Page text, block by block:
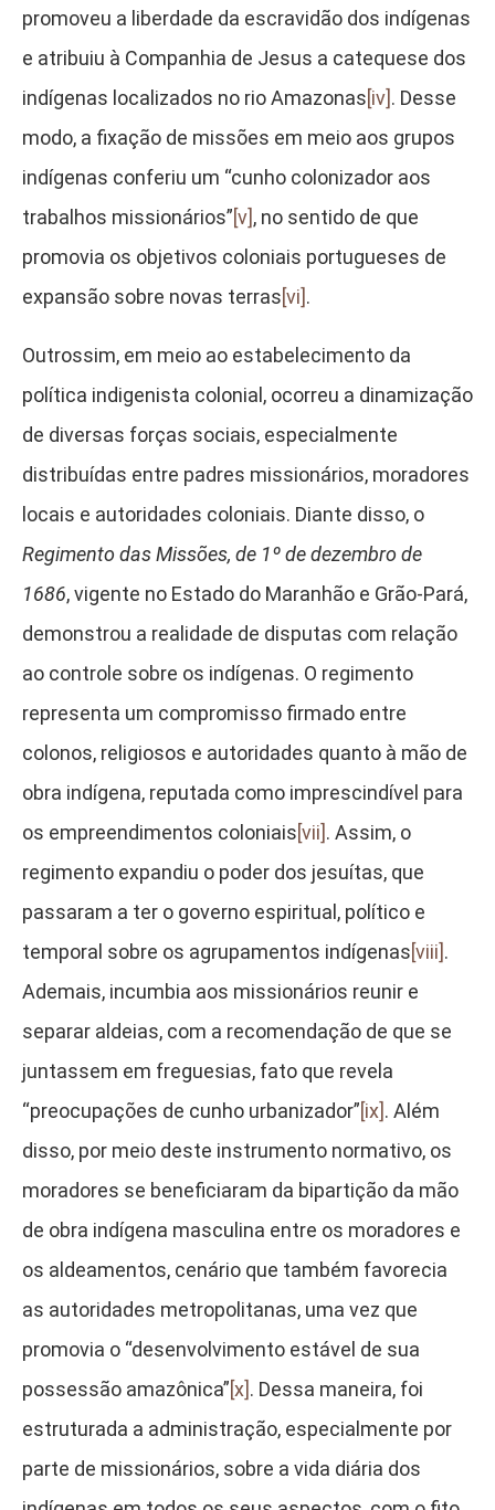
promoveu a liberdade da escravidão dos indígenas
e atribuiu à Companhia de Jesus a catequese dos
indígenas localizados no rio Amazonas[iv]. Desse
modo, a fixação de missões em meio aos grupos
indígenas conferiu um “cunho colonizador aos
trabalhos missionários”[v], no sentido de que
promovia os objetivos coloniais portugueses de
expansão sobre novas terras[vi].
Outrossim, em meio ao estabelecimento da
política indigenista colonial, ocorreu a dinamização
de diversas forças sociais, especialmente
distribuídas entre padres missionários, moradores
locais e autoridades coloniais. Diante disso, o
Regimento das Missões, de 1º de dezembro de
1686, vigente no Estado do Maranhão e Grão-Pará,
demonstrou a realidade de disputas com relação
ao controle sobre os indígenas. O regimento
representa um compromisso firmado entre
colonos, religiosos e autoridades quanto à mão de
obra indígena, reputada como imprescindível para
os empreendimentos coloniais[vii]. Assim, o
regimento expandiu o poder dos jesuítas, que
passaram a ter o governo espiritual, político e
temporal sobre os agrupamentos indígenas[viii].
Ademais, incumbia aos missionários reunir e
separar aldeias, com a recomendação de que se
juntassem em freguesias, fato que revela
“preocupações de cunho urbanizador”[ix]. Além
disso, por meio deste instrumento normativo, os
moradores se beneficiaram da bipartição da mão
de obra indígena masculina entre os moradores e
os aldeamentos, cenário que também favorecia
as autoridades metropolitanas, uma vez que
promovia o “desenvolvimento estável de sua
possessão amazônica”[x]. Dessa maneira, foi
estruturada a administração, especialmente por
parte de missionários, sobre a vida diária dos